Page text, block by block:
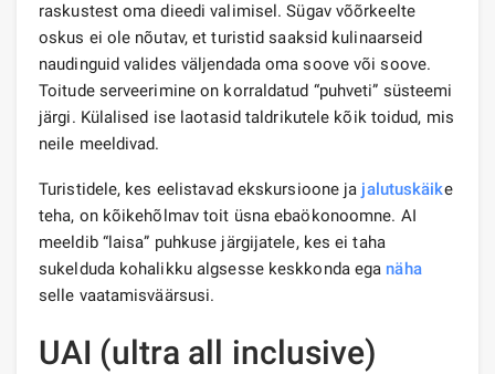
raskustest oma dieedi valimisel. Sügav võõrkeelte
oskus ei ole nõutav, et turistid saaksid kulinaarseid
naudinguid valides väljendada oma soove või soove.
Toitude serveerimine on korraldatud “puhveti” süsteemi
järgi. Külalised ise laotasid taldrikutele kõik toidud, mis
neile meeldivad.
Turistidele, kes eelistavad ekskursioone ja jalutuskäike
teha, on kõikehõlmav toit üsna ebaökonoomne. AI
meeldib “laisa” puhkuse järgijatele, kes ei taha
sukelduda kohalikku algsesse keskkonda ega näha
selle vaatamisväärsusi.
UAI (ultra all inclusive)